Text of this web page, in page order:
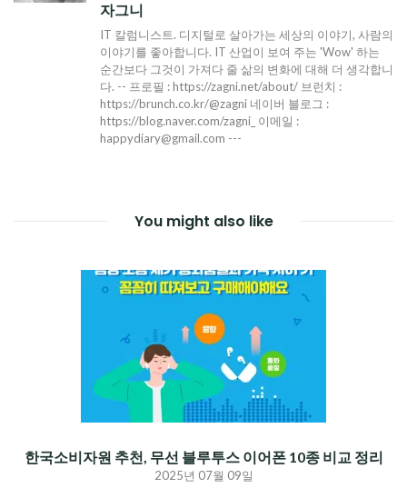
자그니
IT 칼럼니스트. 디지털로 살아가는 세상의 이야기, 사람의
이야기를 좋아합니다. IT 산업이 보여 주는 'Wow' 하는
순간보다 그것이 가져다 줄 삶의 변화에 대해 더 생각합니
다. -- 프로필 : https://zagni.net/about/ 브런치 :
https://brunch.co.kr/@zagni 네이버 블로그 :
https://blog.naver.com/zagni_ 이메일 :
happydiary@gmail.com ---
You might also like
한국소비자원 추천, 무선 블루투스 이어폰 10종 비교 정리
2025년 07월 09일